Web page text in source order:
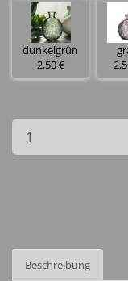
dunkelgrün
2,50 €
Beschreibung